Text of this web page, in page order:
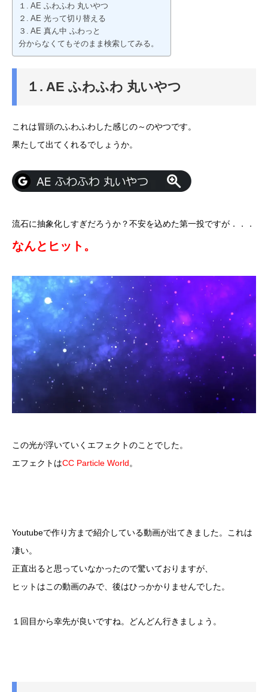
１. AE ふわふわ 丸いやつ
２. AE 光って切り替える
３. AE 真ん中 ふわっと
分からなくてもそのまま検索してみる。
１. AE ふわふわ 丸いやつ
これは冒頭のふわふわした感じの～のやつです。
果たして出てくれるでしょうか。
流石に抽象化しすぎだろうか？不安を込めた第一投ですが．．．
なんとヒット。
この光が浮いていくエフェクトのことでした。
エフェクトはCC Particle World。
Youtubeで作り方まで紹介している動画が出てきました。これは
凄い。
正直出ると思っていなかったので驚いておりますが、
ヒットはこの動画のみで、後はひっかかりませんでした。
１回目から幸先が良いですね。どんどん行きましょう。